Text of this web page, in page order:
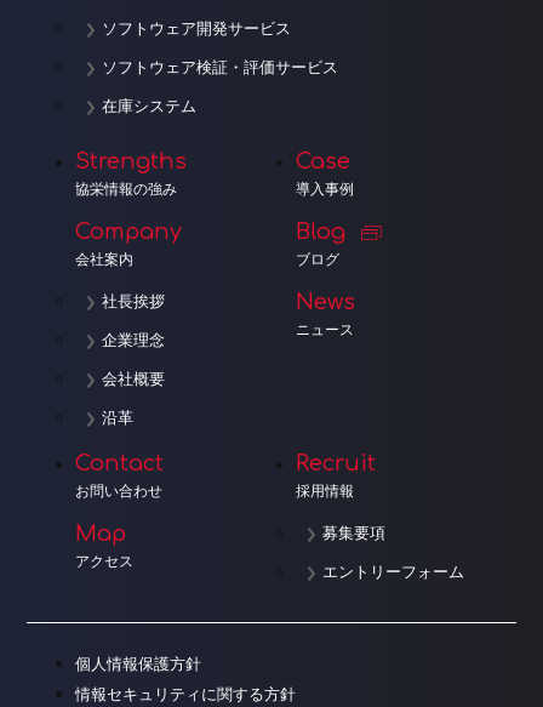
ソフトウェア開発サービス
ソフトウェア検証・評価サービス
在庫システム
Strengths
協栄情報の強み
Company
会社案内
社長挨拶
企業理念
会社概要
沿革
Case
導入事例
Blog
ブログ
News
ニュース
Contact
お問い合わせ
Map
アクセス
Recruit
採用情報
募集要項
エントリーフォーム
個人情報保護方針
情報セキュリティに関する方針